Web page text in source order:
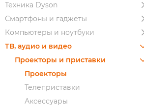
Техника Dyson
Смартфоны и гаджеты
Компьютеры и ноутбуки
ТВ, аудио и видео
Проекторы и приставки
Проекторы
Телеприставки
Аксессуары